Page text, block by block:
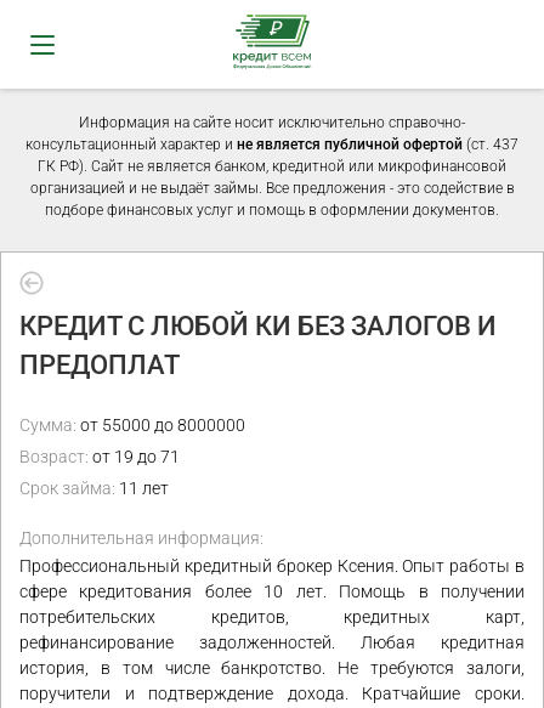
Информация на сайте носит исключительно справочно-
консультационный характер и не является публичной офертой (ст. 437
ГК РФ). Сайт не является банком, кредитной или микрофинансовой
организацией и не выдаёт займы. Все предложения - это содействие в
подборе финансовых услуг и помощь в оформлении документов.
КРЕДИТ С ЛЮБОЙ КИ БЕЗ ЗАЛОГОВ И
ПРЕДОПЛАТ
Сумма: от 55000 до 8000000
Возраст: от 19 до 71
Срок займа: 11 лет
Дополнительная информация:
Профессиональный кредитный брокер Ксения. Опыт работы в
сфере кредитования более 10 лет. Помощь в получении
потребительских кредитов, кредитных карт,
рефинансирование задолженностей. Любая кредитная
история, в том числе банкротство. Не требуются залоги,
поручители и подтверждение дохода. Кратчайшие сроки.